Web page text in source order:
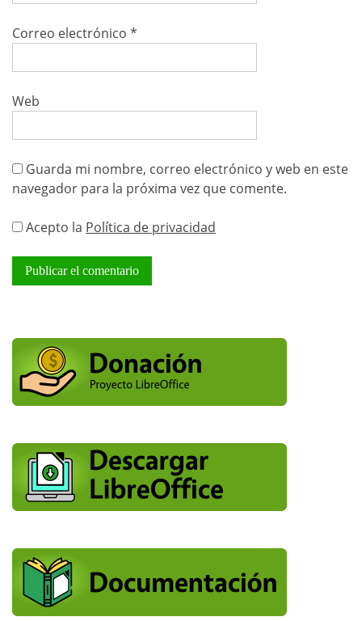
Correo electrónico *
Web
Guarda mi nombre, correo electrónico y web en este
navegador para la próxima vez que comente.
Acepto la Política de privacidad